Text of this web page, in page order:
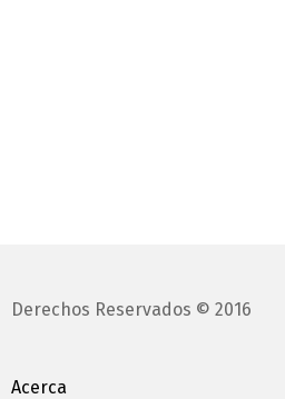
Derechos Reservados © 2016
Acerca